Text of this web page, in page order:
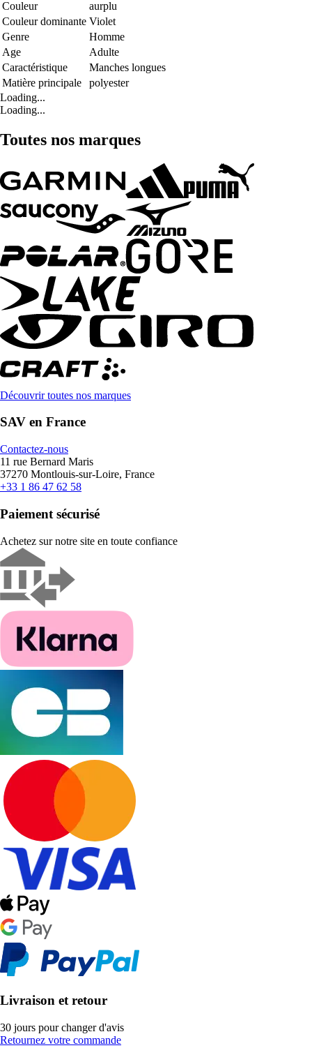
Couleur
aurplu
Couleur dominante Violet
Genre
Homme
Age
Adulte
Caractéristique
Manches longues
Matière principale
polyester
Loading...
Loading...
Toutes nos marques
Découvrir toutes nos marques
SAV en France
Contactez-nous
11 rue Bernard Maris
37270 Montlouis-sur-Loire, France
+33 1 86 47 62 58
Paiement sécurisé
Achetez sur notre site en toute confiance
Livraison et retour
30 jours pour changer d'avis
Retournez votre commande